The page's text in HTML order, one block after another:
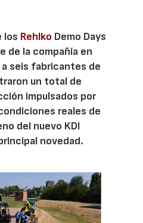
los Rehlko Demo Days
de la compañía en
a seis fabricantes de
un total de
impulsados por
reales de
del nuevo KDI
novedad.